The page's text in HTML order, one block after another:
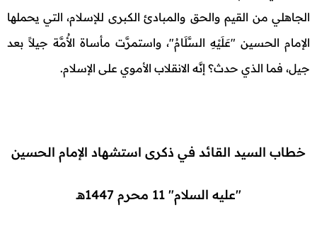
الجاهلي من القيم والحق والمبادئ الكبرى للإسلام، التي يحملها
الإمام الحسين "عَلَيْهِ السَّلَامُ"، واستمرَّت مأساة الأُمَّة جيلاً بعد
جيل، فما الذي حدث؟ إنَّه الانقلاب الأموي على الإسلام.
خطاب السيد القائد في ذكرى استشهاد الإمام الحسين
"عليه السلام" 11 محرم 1447هـ